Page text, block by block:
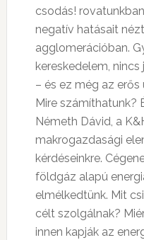
csodás!
negatív hatásait
agglomerációban.
kereskedelem,
– és ez még az
Mire számíthatunk?
Németh Dávid, a
makrogazdasági
kérdéseinkre.
földgáz alapú
elmélkedtünk. Mit
célt szolgálnak?
innen kapják az